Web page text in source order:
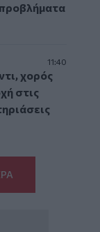
11:40
χορός
στις